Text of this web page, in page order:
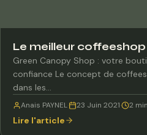
Le meilleur coffeeshop
Green Canopy Shop : votre
confiance Le concept de
dans les…
Anais PAYNEL 23 Juin 2021 2 min
Lire l'article